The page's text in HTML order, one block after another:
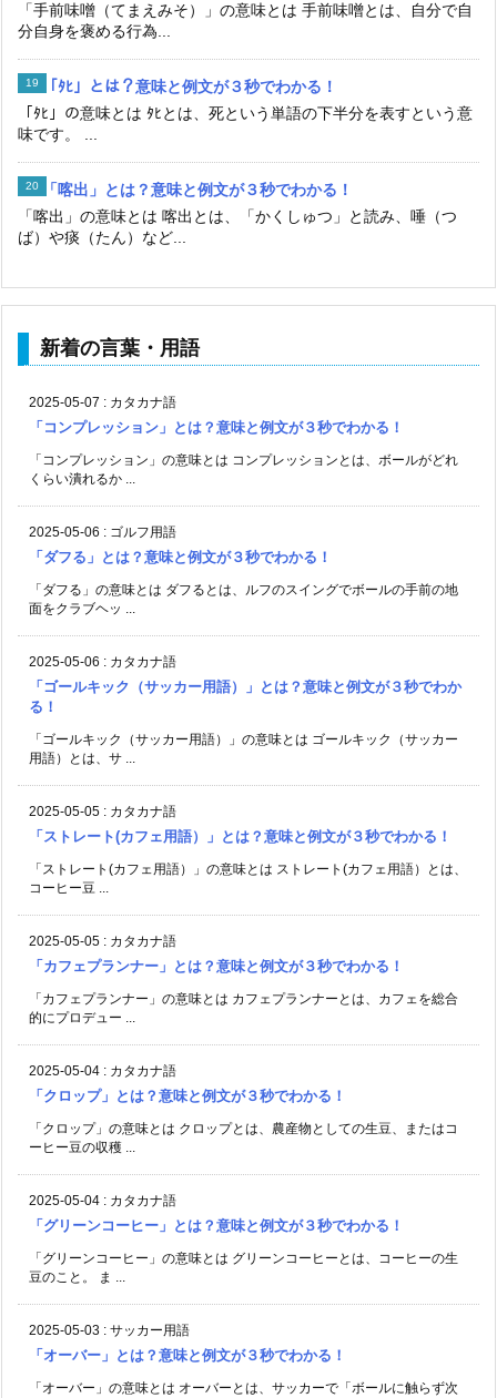
「手前味噌（てまえみそ）」の意味とは 手前味噌とは、自分で自
分自身を褒める行為...
「ﾀﾋ」とは？意味と例文が３秒でわかる！
「ﾀﾋ」の意味とは ﾀﾋとは、死という単語の下半分を表すという意
味です。 ...
「喀出」とは？意味と例文が３秒でわかる！
「喀出」の意味とは 喀出とは、「かくしゅつ」と読み、唾（つ
ば）や痰（たん）など...
新着の言葉・用語
2025-05-07 : カタカナ語
「コンプレッション」とは？意味と例文が３秒でわかる！
「コンプレッション」の意味とは コンプレッションとは、ボールがどれ
くらい潰れるか ...
2025-05-06 : ゴルフ用語
「ダフる」とは？意味と例文が３秒でわかる！
「ダフる」の意味とは ダフるとは、ルフのスイングでボールの手前の地
面をクラブヘッ ...
2025-05-06 : カタカナ語
「ゴールキック（サッカー用語）」とは？意味と例文が３秒でわか
る！
「ゴールキック（サッカー用語）」の意味とは ゴールキック（サッカー
用語）とは、サ ...
2025-05-05 : カタカナ語
「ストレート(カフェ用語）」とは？意味と例文が３秒でわかる！
「ストレート(カフェ用語）」の意味とは ストレート(カフェ用語）とは、
コーヒー豆 ...
2025-05-05 : カタカナ語
「カフェプランナー」とは？意味と例文が３秒でわかる！
「カフェプランナー」の意味とは カフェプランナーとは、カフェを総合
的にプロデュー ...
2025-05-04 : カタカナ語
「クロップ」とは？意味と例文が３秒でわかる！
「クロップ」の意味とは クロップとは、農産物としての生豆、またはコ
ーヒー豆の収穫 ...
2025-05-04 : カタカナ語
「グリーンコーヒー」とは？意味と例文が３秒でわかる！
「グリーンコーヒー」の意味とは グリーンコーヒーとは、コーヒーの生
豆のこと。 ま ...
2025-05-03 : サッカー用語
「オーバー」とは？意味と例文が３秒でわかる！
「オーバー」の意味とは オーバーとは、サッカーで「ボールに触らず次